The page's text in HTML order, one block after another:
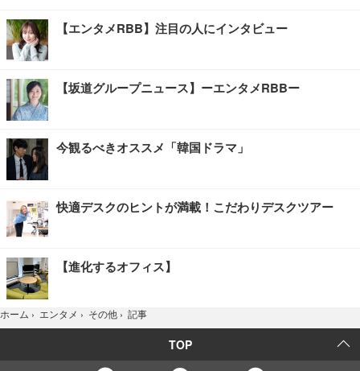
【エンタメRBB】注目の人にインタビュー
【坂道グループニュース】ーエンタメRBBー
今観るべきオススメ「韓国ドラマ」
快適デスクのヒントが満載！こだわりデスクツアー
【進化するオフィス】
ホーム › エンタメ › その他 › 記事
TOP